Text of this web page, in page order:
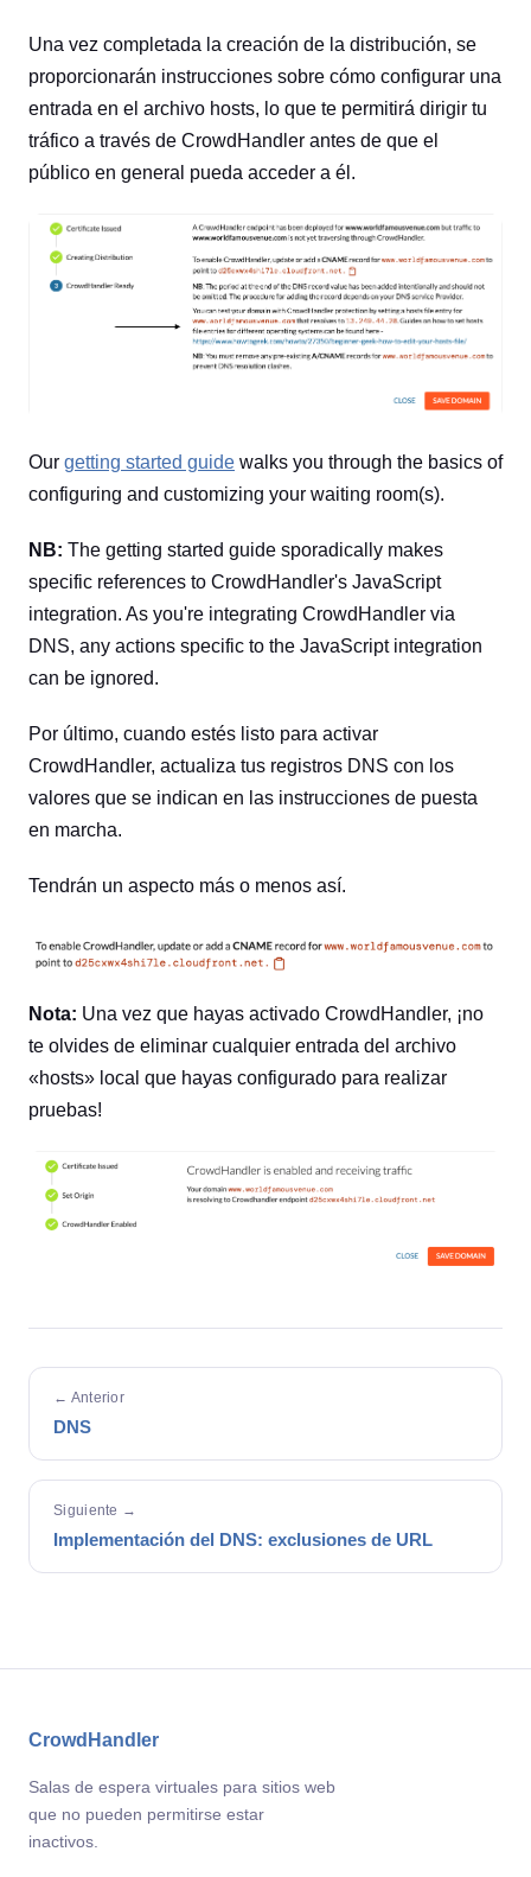
Una vez completada la creación de la distribución, se
proporcionarán instrucciones sobre cómo configurar una
entrada en el archivo hosts, lo que te permitirá dirigir tu
tráfico a través de CrowdHandler antes de que el
público en general pueda acceder a él.
Our getting started guide walks you through the basics of
configuring and customizing your waiting room(s).
NB: The getting started guide sporadically makes
specific references to CrowdHandler's JavaScript
integration. As you're integrating CrowdHandler via
DNS, any actions specific to the JavaScript integration
can be ignored.
Por último, cuando estés listo para activar
CrowdHandler, actualiza tus registros DNS con los
valores que se indican en las instrucciones de puesta
en marcha.
Tendrán un aspecto más o menos así.
Nota: Una vez que hayas activado CrowdHandler, ¡no
te olvides de eliminar cualquier entrada del archivo
«hosts» local que hayas configurado para realizar
pruebas!
← Anterior
DNS
Siguiente →
Implementación del DNS: exclusiones de URL
CrowdHandler
Salas de espera virtuales para sitios web
que no pueden permitirse estar
inactivos.